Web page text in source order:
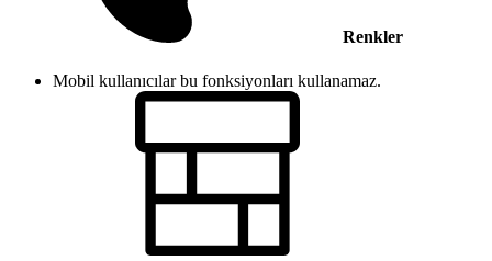
Renkler
Mobil kullanıcılar bu fonksiyonları kullanamaz.